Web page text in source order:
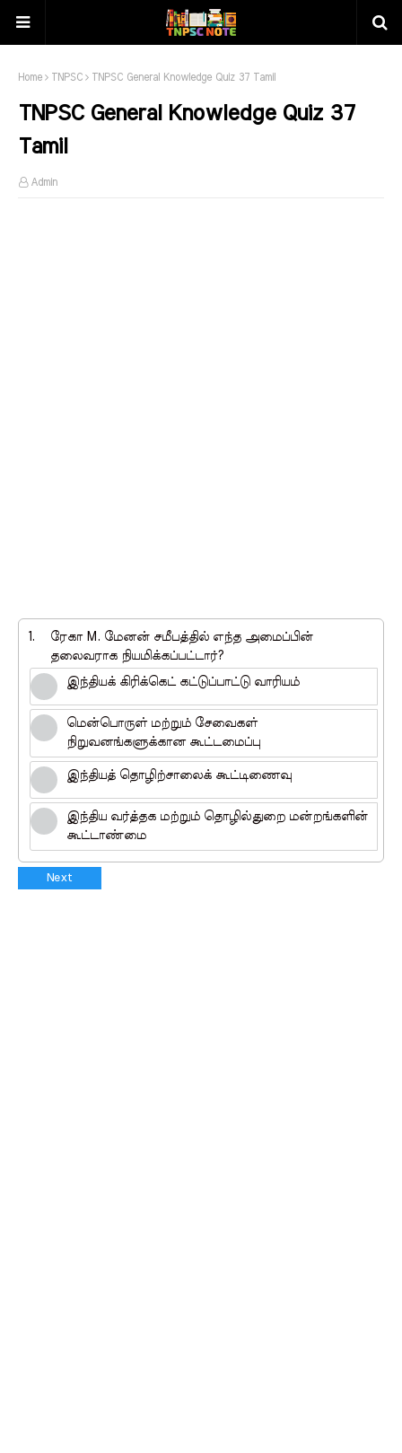
Home TNPSC TNPSC General Knowledge Quiz 37 Tamil
TNPSC General Knowledge Quiz 37
Tamil
Admin
1.
ரேகா M. மேனன் சமீபத்தில் எந்த அமைப்பின்
தலைவராக நியமிக்கப்பட்டார்?
இந்தியக் கிரிக்கெட் கட்டுப்பாட்டு வாரியம்
மென்பொருள் மற்றும் சேவைகள்
நிறுவனங்களுக்கான கூட்டமைப்பு
இந்தியத் தொழிற்சாலைக் கூட்டிணைவு
இந்திய வர்த்தக மற்றும் தொழில்துறை மன்றங்களின்
கூட்டாண்மை
Next